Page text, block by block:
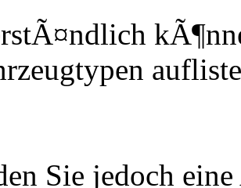
Sie jedoch